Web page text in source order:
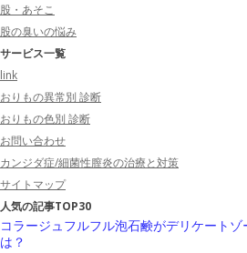
股・あそこ
股の臭いの悩み
サービス一覧
link
おりもの異常別 診断
おりもの色別 診断
お問い合わせ
カンジダ症/細菌性膣炎の治療と対策
サイトマップ
人気の記事TOP30
コラージュフルフル泡石鹸がデリケート
は？